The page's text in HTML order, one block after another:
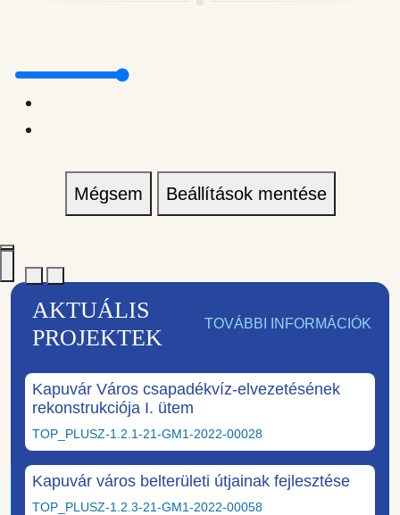
Mégsem Beállítások mentése
AKTUÁLIS
PROJEKTEK
TOVÁBBI INFORMÁCIÓK
Kapuvár Város csapadékvíz-elvezetésének
rekonstrukciója I. ütem
TOP_PLUSZ-1.2.1-21-GM1-2022-00028
Kapuvár város belterületi útjainak fejlesztése
TOP_PLUSZ-1.2.3-21-GM1-2022-00058